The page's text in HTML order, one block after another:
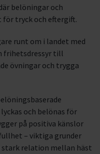
belöningar och
tryck och eftergift.
runt om i landet med
frihetsdressyr till
övningar och trygga
och belönas för
på positiva känslor
– viktiga grunder
relation mellan häst